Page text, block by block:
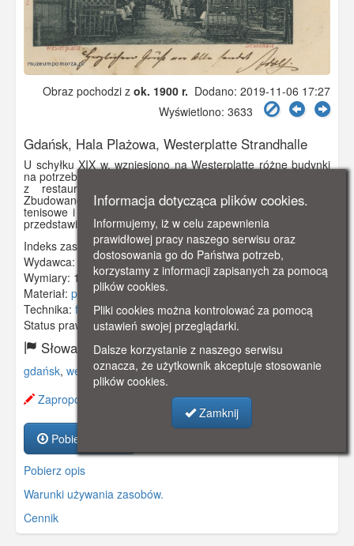
Obraz pochodzi z ok. 1900 r. Dodano: 2019-11-06 17:27
Wyświetlono: 3633
Gdańsk, Hala Plażowa, Westerplatte Strandhalle
U schyłku XIX w. wzniesiono na Westerplatte różne budynki
na potrzeby tamtejszego kurortu: nowoczesny Dom Zdrojowy
z restauracją, łazienki, zakłady lecznicze, kawiarnię.
Zbudowano także obszerną Halę Plażową, pensjonaty, korty
tenisowe i in. atrakcje dla kuracjuszy i turystów. Pocztówka
przedstawia wejście do Hali Plażowej.
Indeks zasobu:GSP01793
Wydawca:
William Stobbies, Naufahrwasser
Wymiary: 138 x 86 mm
Materiał: pocztówka
Technika: fotografia czarno-biała
Status prawny:Użycie Niekomercyjne
Słowa kluczowe:
gdańsk, westerplatte,hala plażowa,
Zaproponuj zmianę opisu.
Pobierz zasób
Pobierz opis
Warunki używania zasobów.
Cennik
Informacja dotycząca plików cookies.
Informujemy, iż w celu zapewnienia
prawidłowej pracy naszego serwisu oraz
dostosowania go do Państwa potrzeb,
korzystamy z informacji zapisanych za pomocą
plików cookies.
Pliki cookies można kontrolować za pomocą
ustawień swojej przeglądarki.
Dalsze korzystanie z naszego serwisu
oznacza, że użytkownik akceptuje stosowanie
plików cookies.
Zamknij